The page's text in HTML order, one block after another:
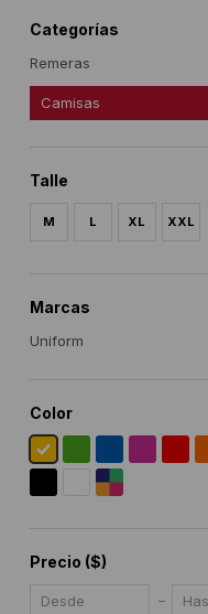
Categorías
Remeras
Camisas
Talle
M L XL XXL
Marcas
Uniform
Color
Precio ($)